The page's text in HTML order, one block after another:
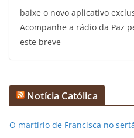
baixe o novo aplicativo
Acompanhe a rádio da Paz
este breve
Notícia Católica
O martírio de Francisca no